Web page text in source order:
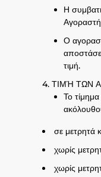
Η
Αγοραστή
Ο
τιμή.
ΤΙΜΉ ΤΩΝ
Το
σε μετρητά
χωρίς
χωρίς